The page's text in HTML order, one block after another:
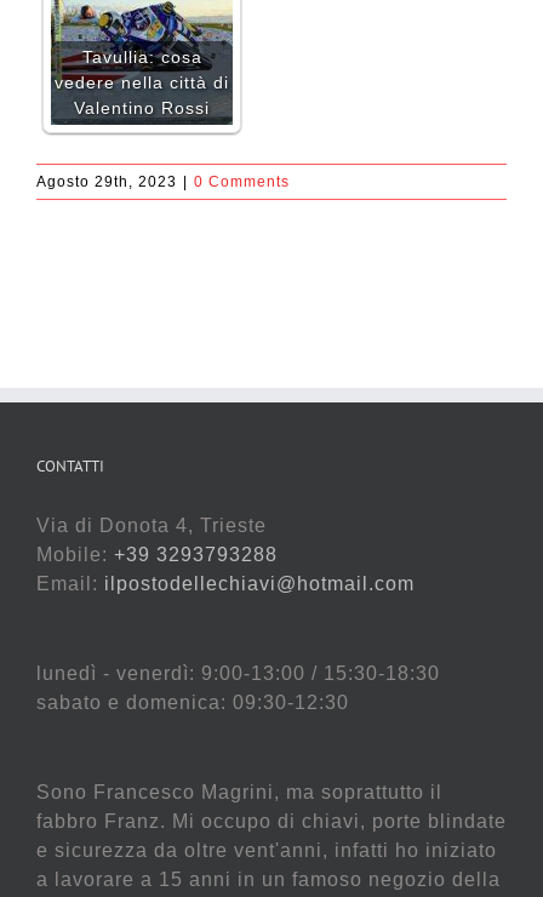
Tavullia: cosa
vedere nella città di
Valentino Rossi
Agosto 29th, 2023 0 Comments
CONTATTI
Via di Donota 4, Trieste
Mobile: +39 3293793288
Email: ilpostodellechiavi@hotmail.com
lunedì - venerdì: 9:00-13:00 / 15:30-18:30
sabato e domenica: 09:30-12:30
Sono Francesco Magrini, ma soprattutto il
fabbro Franz. Mi occupo di chiavi, porte blindate
e sicurezza da oltre vent'anni, infatti ho iniziato
a lavorare a 15 anni in un famoso negozio della